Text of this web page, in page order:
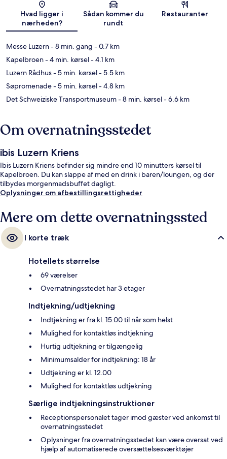
Kort
Hvad ligger i
nærheden?
Sådan kommer du
rundt
Restauranter
Messe Luzern- 8 min. gang - 0.7 km
Kapelbroen- 4 min. kørsel- 4.1 km
Luzern Rådhus- 5 min. kørsel- 5.5 km
Søpromenade- 5 min. kørsel- 4.8 km
Det Schweiziske Transportmuseum- 8 min. kørsel- 6.6 km
Om overnatningsstedet
ibis Luzern Kriens
Ibis Luzern Kriens befinder sig mindre end 10 minutters kørsel til
Kapelbroen. Du kan slappe af med en drink i baren/loungen, og der
tilbydes morgenmadsbuffet dagligt.
Oplysninger om afbestillingsrettigheder
Mere om dette overnatningssted
I korte træk
Hotellets størrelse
69 værelser
Overnatningsstedet har 3 etager
Indtjekning/udtjekning
Indtjekning er fra kl. 15.00 til når som helst
Mulighed for kontaktløs indtjekning
Hurtig udtjekning er tilgængelig
Minimumsalder for indtjekning: 18 år
Udtjekning er kl. 12.00
Mulighed for kontaktløs udtjekning
Særlige indtjekningsinstruktioner
Receptionspersonalet tager imod gæster ved ankomst til
overnatningsstedet
Oplysninger fra overnatningsstedet kan være oversat ved
hjælp af automatiserede oversættelsesværktøjer